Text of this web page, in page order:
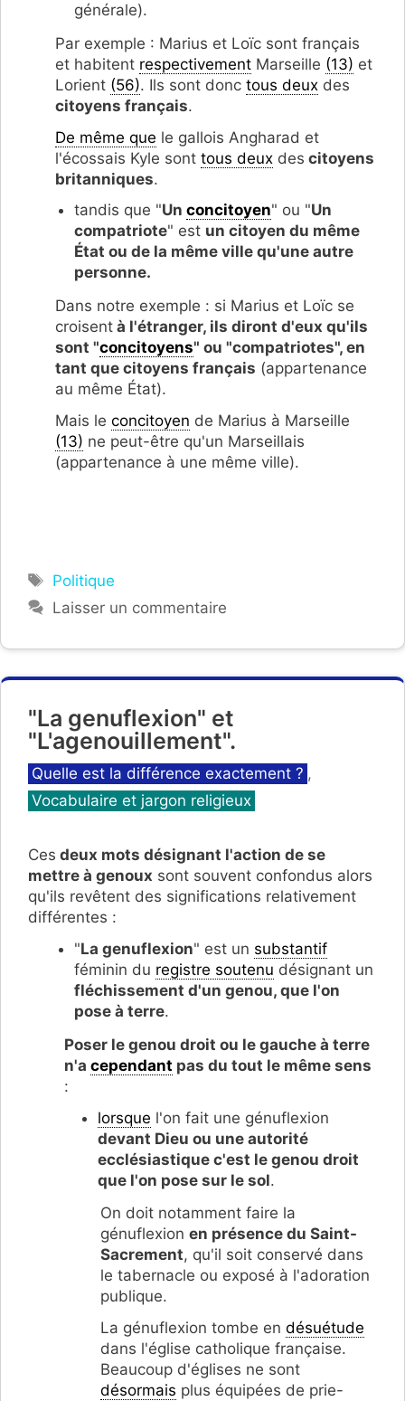
générale).
Par exemple : Marius et Loïc sont français
et habitent respectivement Marseille (13) et
Lorient (56). Ils sont donc tous deux des
citoyens français.
De même que le gallois Angharad et
l'écossais Kyle sont tous deux des citoyens
britanniques.
tandis que "Un concitoyen" ou "Un
compatriote" est un citoyen du même
État ou de la même ville qu'une autre
personne.
Dans notre exemple : si Marius et Loïc se
croisent à l'étranger, ils diront d'eux qu'ils
sont "concitoyens" ou "compatriotes", en
tant que citoyens français (appartenance
au même État).
Mais le concitoyen de Marius à Marseille
(13) ne peut-être qu'un Marseillais
(appartenance à une même ville).
Étiquettes
Politique
Laisser un commentaire
"La genuflexion" et
"L'agenouillement".
Catégories
Quelle est la différence exactement ? ,
Vocabulaire et jargon religieux
Ces deux mots désignant l'action de se
mettre à genoux sont souvent confondus alors
qu'ils revêtent des significations relativement
différentes :
"La genuflexion" est un substantif
féminin du registre soutenu désignant un
fléchissement d'un genou, que l'on
pose à terre.
Poser le genou droit ou le gauche à terre
n'a cependant pas du tout le même sens
:
lorsque l'on fait une génuflexion
devant Dieu ou une autorité
ecclésiastique c'est le genou droit
que l'on pose sur le sol.
On doit notamment faire la
génuflexion en présence du Saint-
Sacrement, qu'il soit conservé dans
le tabernacle ou exposé à l'adoration
publique.
La génuflexion tombe en désuétude
dans l'église catholique française.
Beaucoup d'églises ne sont
désormais plus équipées de prie-